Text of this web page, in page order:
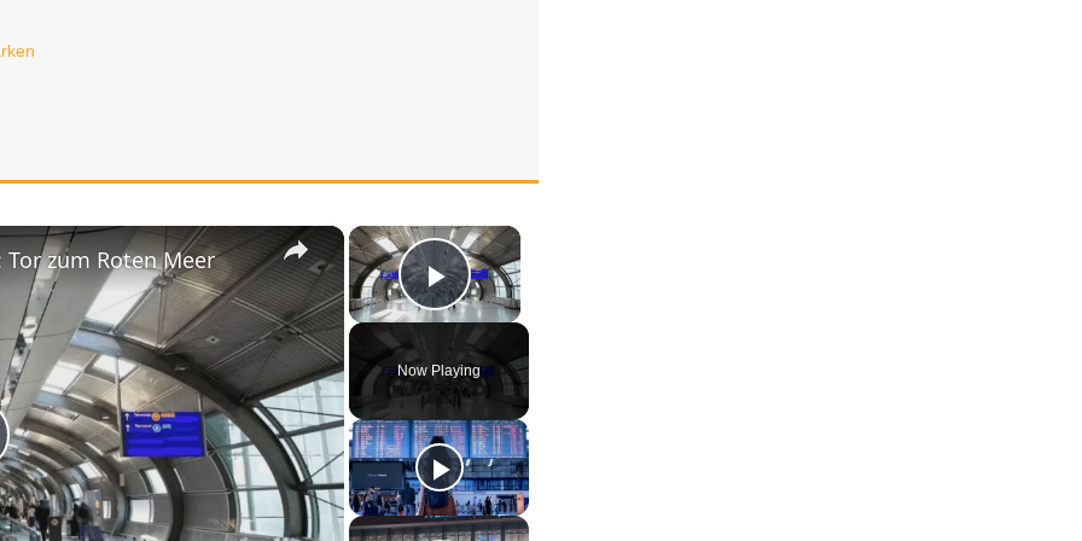
×
Play Video
Now Playing
×
zum Roten Meer